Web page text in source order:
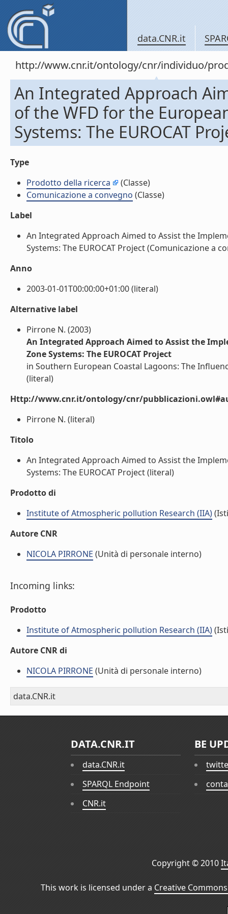
data.CNR.it
http://www.cnr.it/ontology/cnr/individuo/
An Integrated Approach
of the WFD for the
Systems: The EUROCAT
Type
Prodotto della ricerca
(Classe)
Comunicazione a convegno (Classe)
Label
An Integrated Approach Aimed to Assist the
Systems: The EUROCAT Project (Comunicazione a
Anno
2003-01-01T00:00:00+01:00 (literal)
Alternative label
Pirrone N. (2003)
An Integrated Approach Aimed to Assist the
Zone Systems: The EUROCAT Project
in Southern European Coastal Lagoons: The
(literal)
Http://www.cnr.it/ontology/cnr/
Pirrone N. (literal)
Titolo
An Integrated Approach Aimed to Assist the
Systems: The EUROCAT Project (literal)
Prodotto di
Institute of Atmospheric pollution Research (IIA)
Autore CNR
NICOLA PIRRONE (Unità di personale interno)
Incoming links:
Prodotto
Institute of Atmospheric pollution Research (IIA)
Autore CNR di
NICOLA PIRRONE (Unità di personale interno)
data.CNR.it
DATA.CNR.IT
data.CNR.it
SPARQL Endpoint
CNR.it
BE
Copyright © 2010
This work is licensed under a Creative